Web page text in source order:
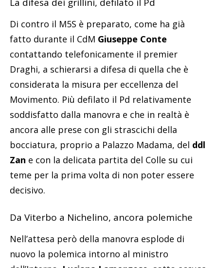
Di contro il M5S è preparato, come ha già
fatto durante il CdM Giuseppe Conte
contattando telefonicamente il premier
Draghi, a schierarsi a difesa di quella che è
considerata la misura per eccellenza del
Movimento. Più defilato il Pd relativamente
soddisfatto dalla manovra e che in realtà è
ancora alle prese con gli strascichi della
bocciatura, proprio a Palazzo Madama, del ddl
Zan e con la delicata partita del Colle su cui
teme per la prima volta di non poter essere
decisivo.
Da Viterbo a Nichelino, ancora polemiche
Nell’attesa però della manovra esplode di
nuovo la polemica intorno al ministro